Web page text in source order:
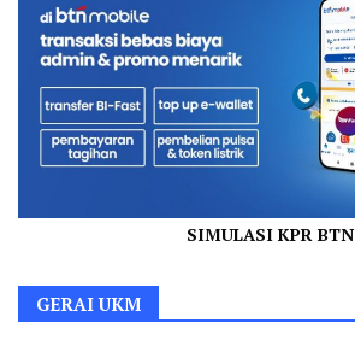
SIMULASI KPR BTN
GERAI UKM